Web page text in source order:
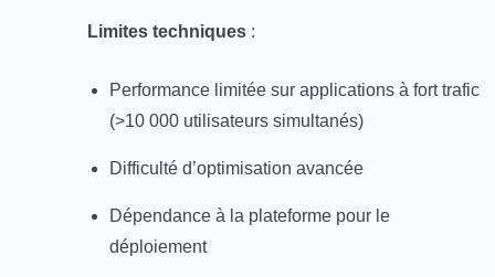
Limites techniques :
Performance limitée sur applications à fort trafic
(>10 000 utilisateurs simultanés)
Difficulté d’optimisation avancée
Dépendance à la plateforme pour le
déploiement